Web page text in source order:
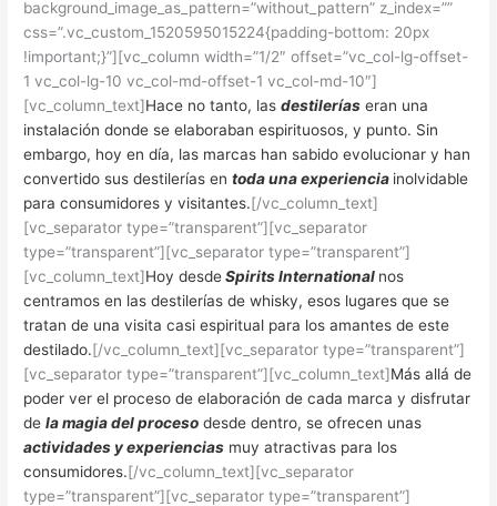
background_image_as_pattern=”without_pattern” z_index=””
css=”.vc_custom_1520595015224{padding-bottom: 20px
!important;}”][vc_column width=”1/2″ offset=”vc_col-lg-offset-
1 vc_col-lg-10 vc_col-md-offset-1 vc_col-md-10″]
[vc_column_text]Hace no tanto, lasdestilerías eran una
instalación donde se elaboraban espirituosos, y punto. Sin
embargo, hoy en día, las marcas han sabido evolucionar y han
convertido sus destilerías entoda una experiencia inolvidable
para consumidores y visitantes.[/vc_column_text]
[vc_separator type=”transparent”][vc_separator
type=”transparent”][vc_separator type=”transparent”]
[vc_column_text]Hoy desdeSpirits International nos
centramos en las destilerías de whisky, esos lugares que se
tratan de una visita casi espiritual para los amantes de este
destilado.[/vc_column_text][vc_separator type=”transparent”]
[vc_separator type=”transparent”][vc_column_text]Más allá de
poder ver el proceso de elaboración de cada marca y disfrutar
dela magia del proceso desde dentro, se ofrecen unas
actividades y experiencias muy atractivas para los
consumidores.[/vc_column_text][vc_separator
type=”transparent”][vc_separator type=”transparent”]